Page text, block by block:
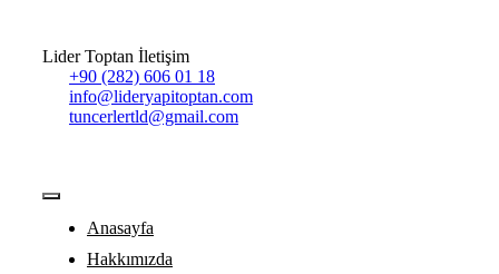
Lider Toptan İletişim
+90 (282) 606 01 18
info@lideryapitoptan.com
tuncerlertld@gmail.com
Toggle
NavigationAnasayfa
Hakkımızda